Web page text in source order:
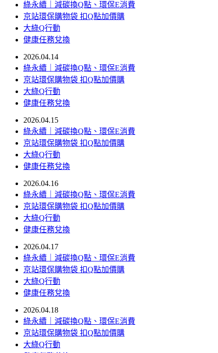
綠永續｜減碳換Q點、環保E消費
京站環保購物袋 扣Q點加價購
大綠Q行動
健康任務兌換
2026.04.14
綠永續｜減碳換Q點、環保E消費
京站環保購物袋 扣Q點加價購
大綠Q行動
健康任務兌換
2026.04.15
綠永續｜減碳換Q點、環保E消費
京站環保購物袋 扣Q點加價購
大綠Q行動
健康任務兌換
2026.04.16
綠永續｜減碳換Q點、環保E消費
京站環保購物袋 扣Q點加價購
大綠Q行動
健康任務兌換
2026.04.17
綠永續｜減碳換Q點、環保E消費
京站環保購物袋 扣Q點加價購
大綠Q行動
健康任務兌換
2026.04.18
綠永續｜減碳換Q點、環保E消費
京站環保購物袋 扣Q點加價購
大綠Q行動